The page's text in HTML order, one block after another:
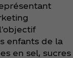
enfants de la
en sel, sucres